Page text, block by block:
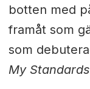
botten med
framåt som
som
My Standards